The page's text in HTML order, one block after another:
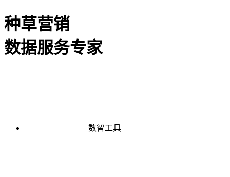
种草营销
数据服务专家
数智工具